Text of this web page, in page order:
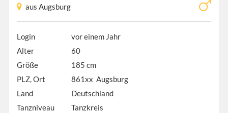
aus Augsburg
Login
vor einem Jahr
Alter
60
Größe
185 cm
PLZ, Ort
861xx Augsburg
Land
Deutschland
Tanzniveau
Tanzkreis